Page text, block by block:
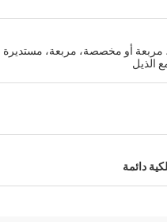
مربعة أو مخصصة، مربعة، مستديرة
الذيل
دائمة